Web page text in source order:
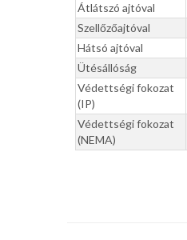
Átlátszó ajtóval
Szellőzőajtóval
Hátsó ajtóval
Ütésállóság
Védettségi fokozat
(IP)
Védettségi fokozat
(NEMA)